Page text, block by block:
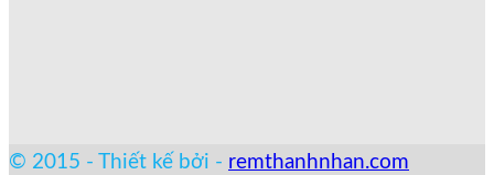
© 2015 - Thiết kế bởi - remthanhnhan.com